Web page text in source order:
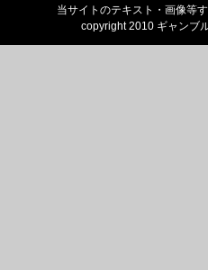
当サイトのテキスト・画像等
copyright 2010 ギャンブ